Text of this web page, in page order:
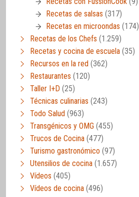
Recetas de salsas (317)
Recetas en microondas (174)
Recetas de los Chefs (1.259)
Recetas y cocina de escuela (35)
Recursos en la red (362)
Restaurantes (120)
Taller I+D (25)
Técnicas culinarias (243)
Todo Salud (963)
Transgénicos y OMG (455)
Trucos de Cocina (477)
Turismo gastronómico (97)
Utensilios de cocina (1.657)
Vídeos (405)
Vídeos de cocina (496)